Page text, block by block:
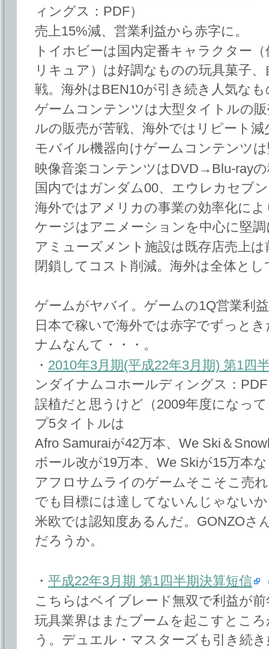
ィングス：PDF）
売上15%減、営業利益から赤字に。
トイホビーは国内定番キャラクター
リキュア）は好調なものの玩具菓子
戦。海外はBEN10が引き続き人気な
ゲームコンテンツは大型タイトルの
ルの販売が苦戦、海外ではリピート減
モバイル機器向けゲームコンテンツ
映像音楽コンテンツはDVD→Blu-ray
国内ではガンダム00、エウレカセブ
海外ではアメリカの事業の効率化に
ケージはアニメーションを中心に堅調
アミューズメント施設は既存店売上
閉鎖してコスト削減。海外は全体とし
ゲームがヤバイ。ゲームの1Q営業利
日本で稼いで海外では赤字でずっと
ナムなんて・・・。
・ 2010年3月期(平成22年3月期) 第1四
ンダイナムコホールディングス：
誤植だと思うけど（2009年度になっ
プ5タイトルは
Afro Samuraiが42万本、We Ski＆
ボール改が19万本、We Skiが15万本
アフロサムライのゲームそこそこ売
でも目標には達してないんじゃない
米欧では認知度あるんだ。GONZOさ
だろうか。
・ 平成22年3月期 第1四半期決算短信
こちらはベイブレード無双で利益が前
玩具業界はまたブームを起こすとこ
う。デュエル・マスターズも引き続